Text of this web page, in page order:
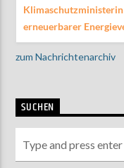
erneuerbarer
zum Nachrichtenarchiv
SUCHEN